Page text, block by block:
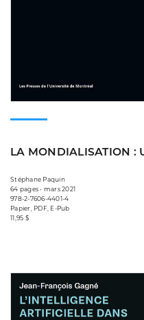
LA MONDIALISATION :
Stéphane Paquin
64 pages • mars 2021
978-2-7606-4401-4
Papier, PDF, E-Pub
11,95 $